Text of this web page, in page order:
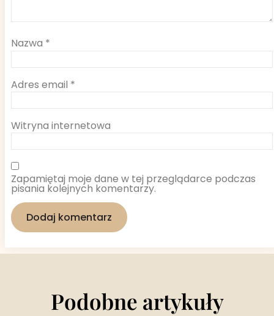
Nazwa *
Adres email *
Witryna internetowa
Zapamiętaj moje dane w tej przeglądarce podczas
pisania kolejnych komentarzy.
Podobne artykuły